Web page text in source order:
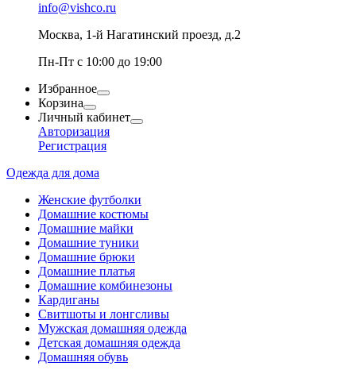
info@vishco.ru
Москва, 1-й Нагатинский проезд, д.2
Пн-Пт с 10:00 до 19:00
Избранное
Корзина
Личный кабинет
Авторизация
Регистрация
Одежда для дома
Женские футболки
Домашние костюмы
Домашние майки
Домашние туники
Домашние брюки
Домашние платья
Домашние комбинезоны
Кардиганы
Свитшоты и лонгсливы
Мужская домашняя одежда
Детская домашняя одежда
Домашняя обувь